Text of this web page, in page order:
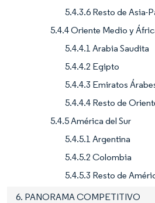
5.4.3.6 Resto de Asia-
5.4.4 Oriente Medio y
5.4.4.1 Arabia Saudita
5.4.4.2 Egipto
5.4.4.3 Emiratos
5.4.4.4 Resto de
5.4.5 América del Sur
5.4.5.1 Argentina
5.4.5.2 Colombia
5.4.5.3 Resto de
6. PANORAMA COMPETITIVO